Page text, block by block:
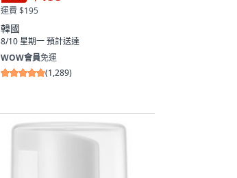
運費 $195
韓國
8/10 星期一預計送達
WOW會員免運
(1,289)